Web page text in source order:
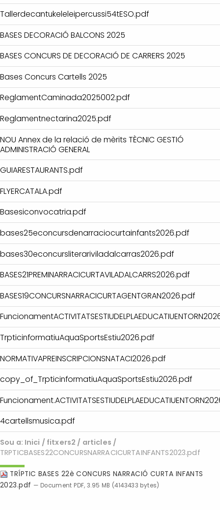
Tallerdecantukeleleipercussi54tESO.pdf
BASES DECORACIÓ BALCONS 2025
BASES CONCURS DE DECORACIÓ DE CARRERS 2025
Bases Concurs Cartells 2025
ReglamentCaminada2025002.pdf
Reglamentnectarina2025.pdf
NOU Annex de la relació de mèrits TÈCNIC GESTIÓ
ADMINISTRACIÓ GENERAL
GUIARESTAURANTS.pdf
FLYERCATALA.pdf
Basesiconvocatria.pdf
bases25econcursdenarraciocurtainfants2026.pdf
bases30econcursliterariviladalcarras2026.pdf
BASES21PREMINARRACICURTAVILADALCARRS2026.pdf
BASES19CONCURSNARRACICURTAGENTGRAN2026.pdf
TrpticinformatiuAquaSportsEstiu2026.pdf
NORMATIVAPREINSCRIPCIONSNATACI2026.pdf
copy_of_TrpticinformatiuAquaSportsEstiu2026.pdf
4cartellsmusica.pdf
Sou a: Inici / fitxers2 / articles /
TRPTICBASES22CONCURSNARRACICURTAINFANTS2023.pdf
TRÍPTIC BASES 22è CONCURS NARRACIÓ CURTA INFANTS
2023.pdf — Document PDF, 3.95 MB (4143433 bytes)